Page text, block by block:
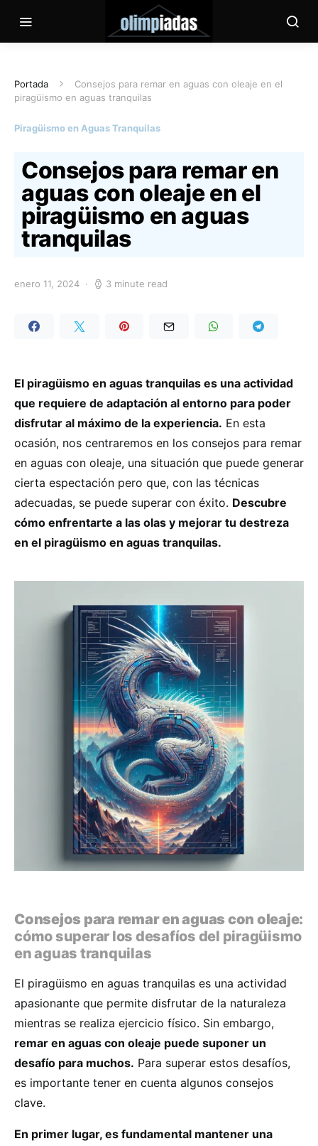
Portada
Consejos para remar en aguas con oleaje en el
piragüismo en aguas tranquilas
Piragüismo en Aguas Tranquilas
Consejos para remar en
aguas con oleaje en el
piragüismo en aguas
tranquilas
enero 11, 2024 3 minute read
El piragüismo en aguas tranquilas es una actividad
que requiere de adaptación al entorno para poder
disfrutar al máximo de la experiencia. En esta
ocasión, nos centraremos en los consejos para remar
en aguas con oleaje, una situación que puede generar
cierta espectación pero que, con las técnicas
adecuadas, se puede superar con éxito. Descubre
cómo enfrentarte a las olas y mejorar tu destreza
en el piragüismo en aguas tranquilas.
Consejos para remar en aguas con oleaje:
cómo superar los desafíos del piragüismo
en aguas tranquilas
El piragüismo en aguas tranquilas es una actividad
apasionante que permite disfrutar de la naturaleza
mientras se realiza ejercicio físico. Sin embargo,
remar en aguas con oleaje puede suponer un
desafío para muchos. Para superar estos desafíos,
es importante tener en cuenta algunos consejos
clave.
En primer lugar, es fundamental mantener una